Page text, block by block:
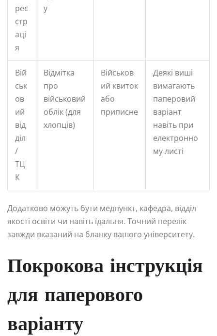
реє
стр
аці
я
у
Вій
ськ
ов
ий
від
діл
/
ТЦ
К
Відмітка
про
військовий
облік (для
хлопців)
Військов
ий квиток
або
приписне
Деякі виші
вимагають
паперовий
варіант
навіть при
електронно
му листі
Додатково можуть бути медпункт, кафедра, відділ
якості освіти чи навіть їдальня. Точний перелік
завжди вказаний на бланку вашого університету.
Покрокова інструкція
для паперового
варіанту